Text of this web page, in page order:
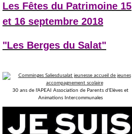
Les Fêtes du Patrimoine 15
et 16 septembre 2018
"Les Berges du Salat"
30 ans de l'APEAI Association de Parents d'Elèves et
Animations Intercommunales